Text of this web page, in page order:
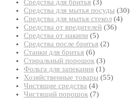
товар
Средства для бритья 33
товара
Средства для мытья посуды 3030
Средства для мытья стекол 44
Средства от вредителей 3636
Средства от накипи 55
товаров
Средства после бритья 22
Станки для бритья 66
товаров
Стиральный порошок 33
товара
Фольга для запекания 11
товар
Хозяйственные товары 5555
Чистящие средства 44
товара
Чистящий порошок 77